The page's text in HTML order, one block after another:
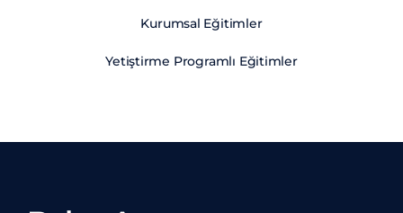
Kurumsal Eğitimler
Yetiştirme Programlı Eğitimler